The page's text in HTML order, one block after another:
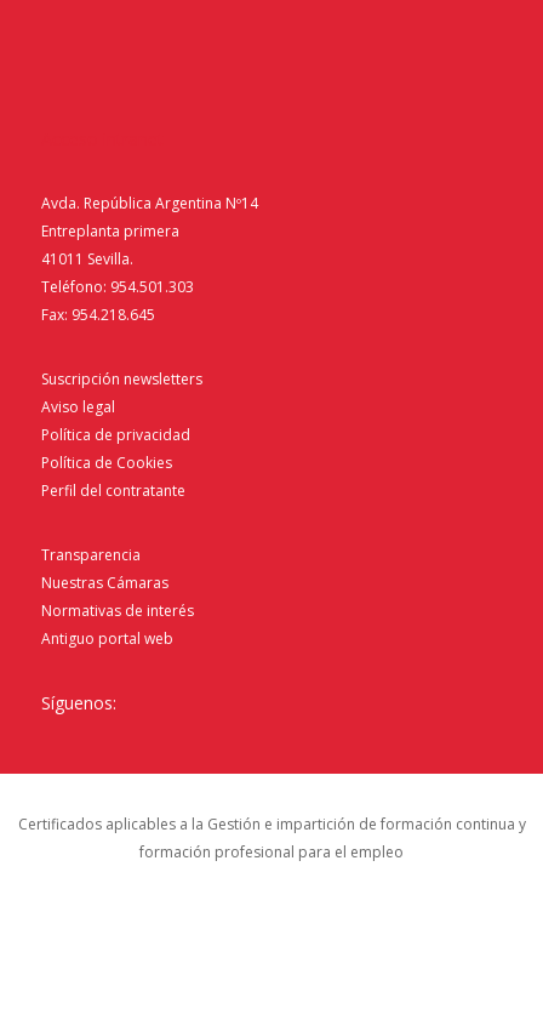
Avda. República Argentina Nº14
Entreplanta primera
41011 Sevilla.
Teléfono: 954.501.303
Fax: 954.218.645
Suscripción newsletters
Aviso legal
Política de privacidad
Política de Cookies
Perfil del contratante
Transparencia
Nuestras Cámaras
Normativas de interés
Antiguo portal web
Síguenos:
Certificados aplicables a la Gestión e impartición de formación continua y
formación profesional para el empleo